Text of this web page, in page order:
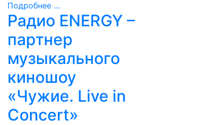
Подробнее ...
Радио ENERGY –
партнер
музыкального
киношоу
«Чужие. Live in
Concert»